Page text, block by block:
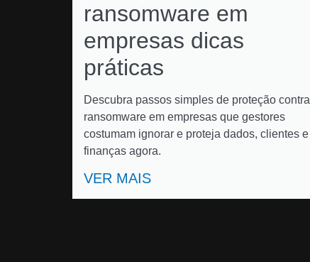
ransomware em
empresas dicas
práticas
Descubra passos simples de proteção contra
ransomware em empresas que gestores
costumam ignorar e proteja dados, clientes e
finanças agora.
VER MAIS